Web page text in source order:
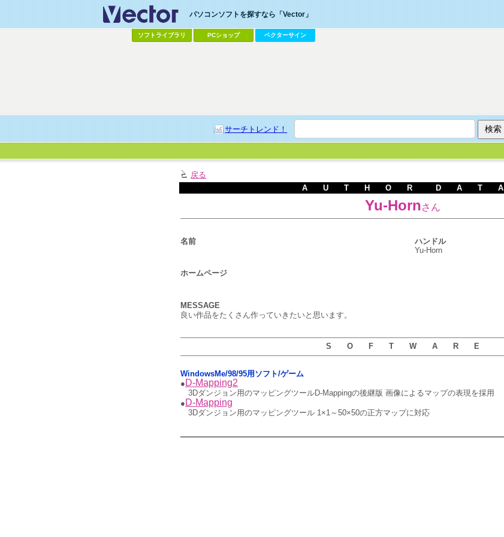
パソコンソフトを探すなら「Vector」
ソフトライブラリ PCショップ ベクターサイン
サーチトレンド！
戻る
A U T H O R D A T A
Yu-Hornさん
名前
ハンドル
Yu-Horn
ホームページ
MESSAGE
良い作品をたくさん作っていきたいと思います。
S O F T W A R E
WindowsMe/98/95用ソフト/ゲーム
● D-Mapping2
3Dダンジョン用のマッピングツールD-Mappingの後継版 画像によるマップの表現を採用
● D-Mapping
3Dダンジョン用のマッピングツール 1×1～50×50の正方マップに対応